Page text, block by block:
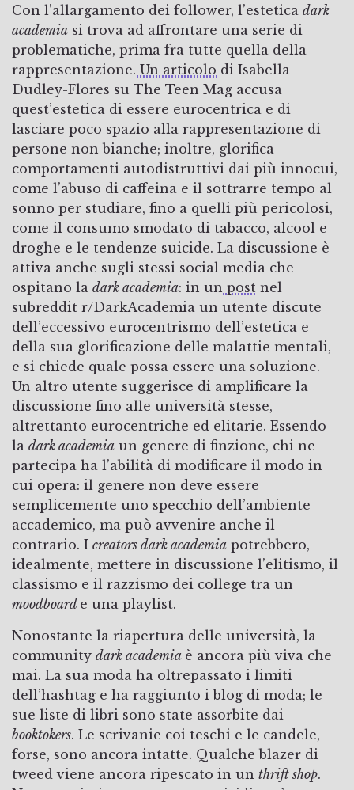
Con l’allargamento dei follower, l’estetica dark
academia si trova ad affrontare una serie di
problematiche, prima fra tutte quella della
rappresentazione. Un articolo di Isabella
Dudley-Flores su The Teen Mag accusa
quest’estetica di essere eurocentrica e di
lasciare poco spazio alla rappresentazione di
persone non bianche; inoltre, glorifica
comportamenti autodistruttivi dai più innocui,
come l’abuso di caffeina e il sottrarre tempo al
sonno per studiare, fino a quelli più pericolosi,
come il consumo smodato di tabacco, alcool e
droghe e le tendenze suicide. La discussione è
attiva anche sugli stessi social media che
ospitano la dark academia: in un post nel
subreddit r/DarkAcademia un utente discute
dell’eccessivo eurocentrismo dell’estetica e
della sua glorificazione delle malattie mentali,
e si chiede quale possa essere una soluzione.
Un altro utente suggerisce di amplificare la
discussione fino alle università stesse,
altrettanto eurocentriche ed elitarie. Essendo
la dark academia un genere di finzione, chi ne
partecipa ha l’abilità di modificare il modo in
cui opera: il genere non deve essere
semplicemente uno specchio dell’ambiente
accademico, ma può avvenire anche il
contrario. I creators dark academia potrebbero,
idealmente, mettere in discussione l’elitismo, il
classismo e il razzismo dei college tra un
moodboard e una playlist.
Nonostante la riapertura delle università, la
community dark academia è ancora più viva che
mai. La sua moda ha oltrepassato i limiti
dell’hashtag e ha raggiunto i blog di moda; le
sue liste di libri sono state assorbite dai
booktokers. Le scrivanie coi teschi e le candele,
forse, sono ancora intatte. Qualche blazer di
tweed viene ancora ripescato in un thrift shop.